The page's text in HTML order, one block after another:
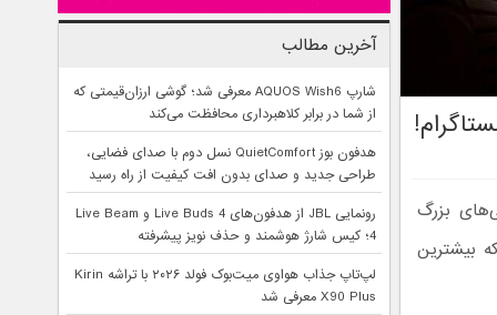
سلبریتی‌های بزرگ
بیشترین
آخرین مطالب
شارپ AQUOS Wish6 معرفی شد؛ گوشی ارزان‌قیمتی که
از شما در برابر کلاهبرداری محافظت می‌کند
هدفون بوز QuietComfort نسل دوم با صدای فضایی،
طراحی جدید و صدای بدون افت کیفیت از راه رسید
رونمایی JBL از هدفون‌های Live Buds 4 و Live Beam
4؛ کیس شارژ هوشمند و حذف نویز پیشرفته
لپ‌تاپ جذاب هواوی میت‌بوک فولد ۲۰۲۶ با تراشه Kirin
X90 Plus معرفی شد